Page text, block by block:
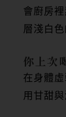
會廚房
層淺白
你上次
在身體
用甘甜